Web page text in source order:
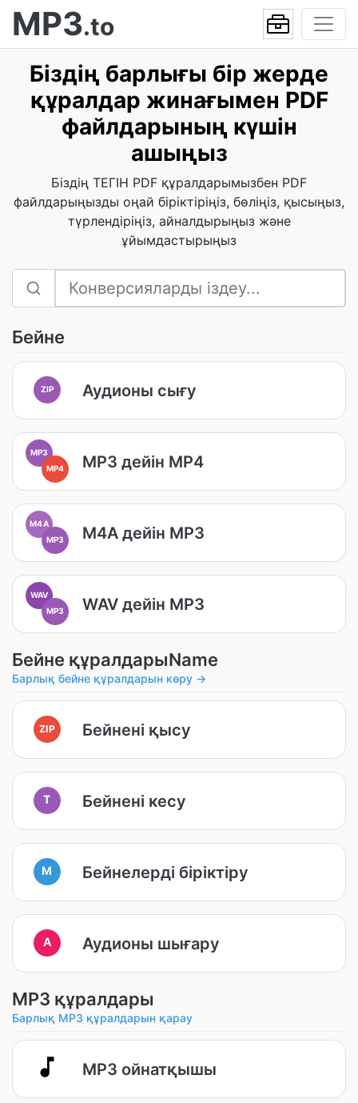
MP3.to
Біздің барлығы бір жерде
құралдар жинағымен PDF
файлдарының күшін
ашыңыз
Біздің ТЕГІН PDF құралдарымызбен PDF
файлдарыңызды оңай біріктіріңіз, бөліңіз, қысыңыз,
түрлендіріңіз, айналдырыңыз және
ұйымдастырыңыз
Бейне
ZIP Аудионы сығу
MP3
MP4
MP3 дейін MP4
M4A
MP3
M4A дейін MP3
WAV
MP3
WAV дейін MP3
Бейне құралдарыName
Барлық бейне құралдарын көру →
ZIP Бейнені қысу
T Бейнені кесу
M Бейнелерді біріктіру
A Аудионы шығару
MP3 құралдары
Барлық MP3 құралдарын қарау
MP3 ойнатқышы